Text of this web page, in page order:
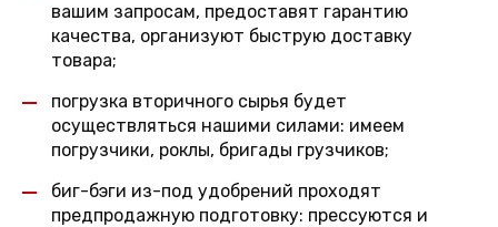
вашим запросам, предоставят гарантию
качества, организуют быструю доставку
товара;
погрузка вторичного сырья будет
осуществляться нашими силами: имеем
погрузчики, роклы, бригады грузчиков;
биг-бэги из-под удобрений проходят
предпродажную подготовку: прессуются и